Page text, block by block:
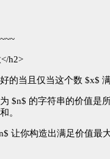
h2>
的当且仅当这个数 $x$
$n$ 的字符串的价值是
。
让你构造出满足价值最